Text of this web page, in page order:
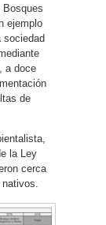
Bosques
ejemplo
sociedad
a doce
de
la Ley
cerca